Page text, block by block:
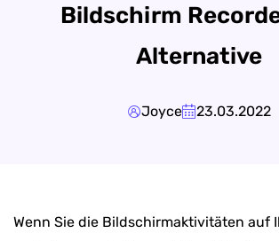
Bildschirm
Alternative
Joyce 23.03.2022
Wenn Sie die Bildschirmaktivitäten auf